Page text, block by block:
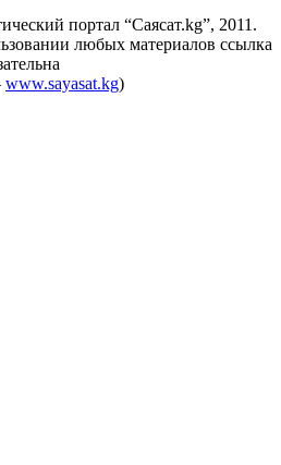
портал “Саясат.kg”, 2011.
любых материалов ссылка
www.sayasat.kg)